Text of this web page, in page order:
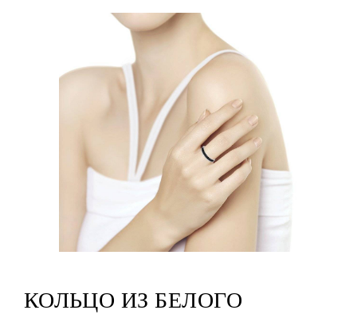
КОЛЬЦО ИЗ БЕЛОГО